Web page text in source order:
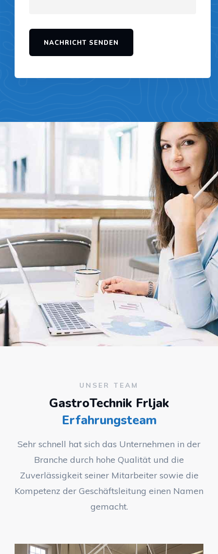
NACHRICHT SENDEN
UNSER TEAM
GastroTechnik Frljak
Erfahrungsteam
Sehr schnell hat sich das Unternehmen in der
Branche durch hohe Qualität und die
Zuverlässigkeit seiner Mitarbeiter sowie die
Kompetenz der Geschäftsleitung einen Namen
gemacht.